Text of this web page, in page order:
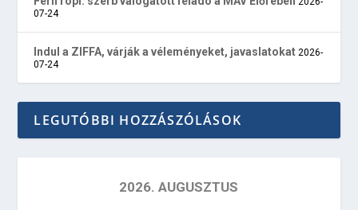
07-24
Indul a ZIFFA, várják a véleményeket, javaslatokat 2026-
07-24
LEGUTÓBBI HOZZÁSZÓLÁSOK
2026. AUGUSZTUS